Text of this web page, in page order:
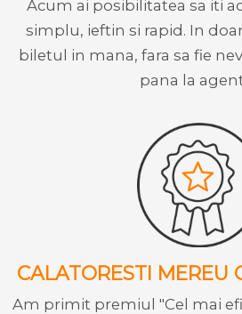
Acum ai posibilitatea sa iti
simplu, ieftin si rapid. In
biletul in mana, fara sa fie
pana la
CALATORESTI MEREU
Am primit premiul "Cel mai